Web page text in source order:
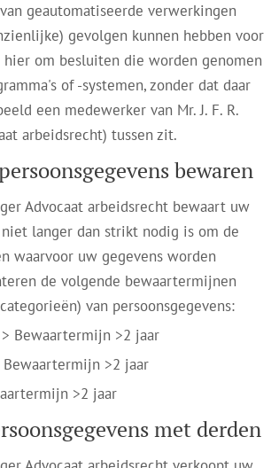
geautomatiseerde verwerkingen
gevolgen kunnen hebben voor
hier om besluiten die worden genomen
of -systemen, zonder dat daar
een medewerker van Mr. J. F. R.
arbeidsrecht) tussen zit.
bewaren
Advocaat arbeidsrecht bewaart uw
niet langer dan strikt nodig is om de
waarvoor uw gegevens worden
de volgende bewaartermijnen
van persoonsgegevens:
Bewaartermijn >2 jaar
>2 jaar
>2 jaar
met derden